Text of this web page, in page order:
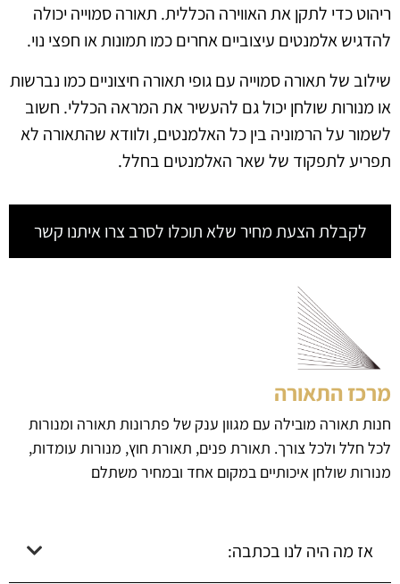
ריהוט כדי לתקן את האווירה הכללית. תאורה סמוייה יכולה
להדגיש אלמנטים עיצוביים אחרים כמו תמונות או חפצי נוי.
שילוב של תאורה סמוייה עם גופי תאורה חיצוניים כמו נברשות
או מנורות שולחן יכול גם להעשיר את המראה הכללי. חשוב
לשמור על הרמוניה בין כל האלמנטים, ולוודא שהתאורה לא
תפריע לתפקוד של שאר האלמנטים בחלל.
לקבלת הצעת מחיר שלא תוכלו לסרב צרו איתנו קשר
מרכז התאורה
חנות תאורה מובילה עם מגוון ענק של פתרונות תאורה ומנורות
לכל חלל ולכל צורך. תאורת פנים, תאורת חוץ, מנורות עומדות,
מנורות שולחן איכותיים במקום אחד ובמחיר משתלם
אז מה היה לנו בכתבה: